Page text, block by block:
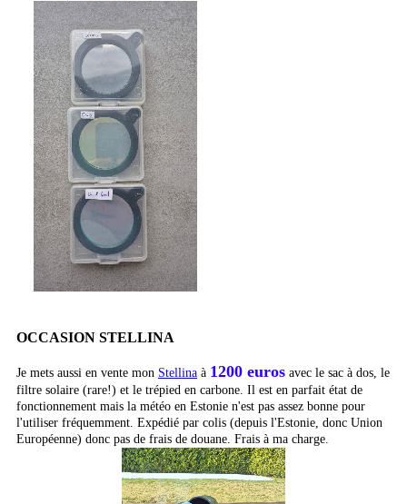
OCCASION STELLINA
Je mets aussi en vente mon Stellina à 1200 euros avec le sac à dos, le
filtre solaire (rare!) et le trépied en carbone. Il est en parfait état de
fonctionnement mais la météo en Estonie n'est pas assez bonne pour
l'utiliser fréquemment. Expédié par colis (depuis l'Estonie, donc Union
Européenne) donc pas de frais de douane. Frais à ma charge.